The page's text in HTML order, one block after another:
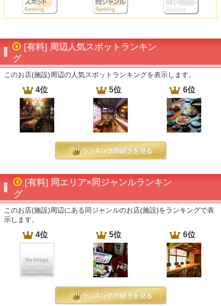
[有料] 周辺人気スポットランキン
グ
このお店(施設)周辺の人気スポットランキングを表示します。
4位 5位 6位
[有料] 同エリア×同ジャンルランキン
グ
このお店(施設)周辺にある同ジャンルのお店(施設)をランキングで表
示します。
4位 5位 6位